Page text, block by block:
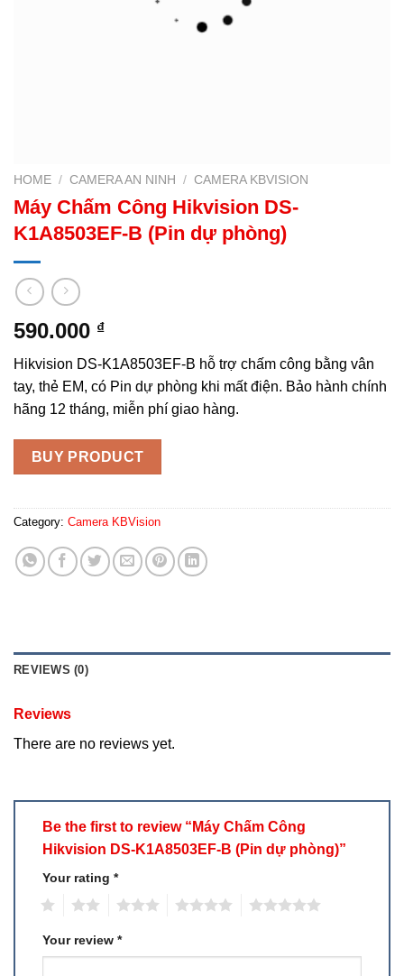
HOME / CAMERA AN NINH / CAMERA KBVISION
Máy Chấm Công Hikvision DS-
K1A8503EF-B (Pin dự phòng)
590.000 ₫
Hikvision DS-K1A8503EF-B hỗ trợ chấm công bằng vân
tay, thẻ EM, có Pin dự phòng khi mất điện. Bảo hành chính
hãng 12 tháng, miễn phí giao hàng.
BUY PRODUCT
Category: Camera KBVision
REVIEWS (0)
Reviews
There are no reviews yet.
Be the first to review “Máy Chấm Công
Hikvision DS-K1A8503EF-B (Pin dự phòng)”
Your rating *
Your review *